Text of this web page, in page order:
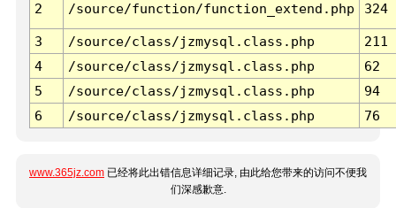
2 /source/function/function_extend.php 324
3 /source/class/jzmysql.class.php
211
4
/source/class/jzmysql.class.php
62
5
/source/class/jzmysql.class.php
94
6
/source/class/jzmysql.class.php 76
www.365jz.com 已经将此出错信息详细记录, 由此给您带来的访问不便我
们深感歉意.